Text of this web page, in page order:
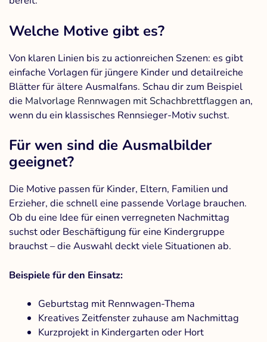
Welche Motive gibt es?
Von klaren Linien bis zu actionreichen Szenen: es gibt
einfache Vorlagen für jüngere Kinder und detailreiche
Blätter für ältere Ausmalfans. Schau dir zum Beispiel
die Malvorlage Rennwagen mit Schachbrettflaggen an,
wenn du ein klassisches Rennsieger-Motiv suchst.
Für wen sind die Ausmalbilder
geeignet?
Die Motive passen für Kinder, Eltern, Familien und
Erzieher, die schnell eine passende Vorlage brauchen.
Ob du eine Idee für einen verregneten Nachmittag
suchst oder Beschäftigung für eine Kindergruppe
brauchst – die Auswahl deckt viele Situationen ab.
Beispiele für den Einsatz:
Geburtstag mit Rennwagen-Thema
Kreatives Zeitfenster zuhause am Nachmittag
Kurzprojekt in Kindergarten oder Hort